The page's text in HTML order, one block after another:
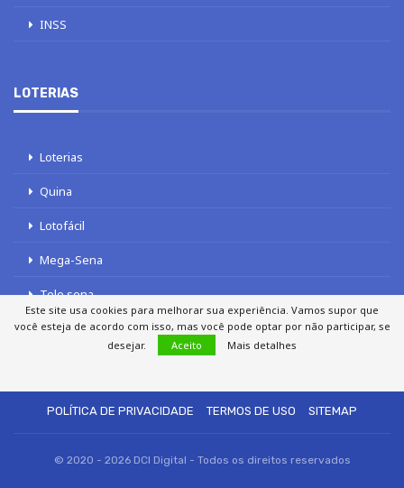
INSS
LOTERIAS
Loterias
Quina
Lotofácil
Mega-Sena
Tele sena
POLÍTICA DE PRIVACIDADE
TERMOS DE USO SITEMAP
© 2020 - 2026 DCI Digital - Todos os direitos reservados
Este site usa cookies para melhorar sua experiência. Vamos supor que
você esteja de acordo com isso, mas você pode optar por não participar, se
desejar.
Aceito Mais detalhes